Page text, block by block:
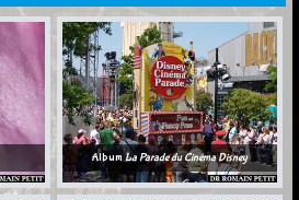
Album La Parade du Cinéma Disney